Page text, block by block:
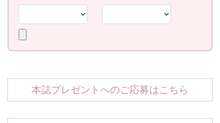
本誌プレゼントへのご応募はこちら